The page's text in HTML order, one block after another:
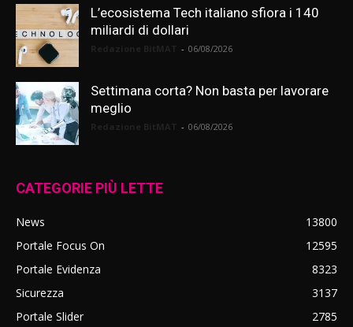
L’ecosistema Tech italiano sfiora i 140
miliardi di dollari
- 06/08/2026
Settimana corta? Non basta per lavorare
meglio
- 06/08/2026
CATEGORIE PIÙ LETTE
News
13800
Portale Focus On
12595
Portale Evidenza
8323
Sicurezza
3137
Portale Slider
2785